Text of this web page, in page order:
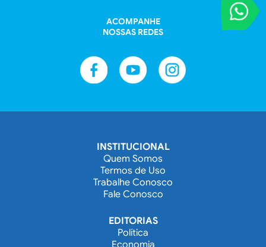
VOCÊ
Entre em
ACOMPANHE
NOSSAS REDES
INSTITUCIONAL
Quem Somos
Termos de Uso
Trabalhe Conosco
Fale Conosco
EDITORIAS
Política
Economia